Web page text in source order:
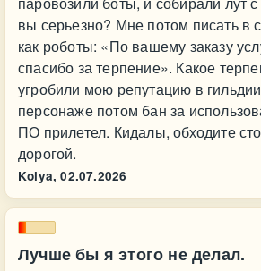
вы серьезно? Мне потом писать в
как роботы: «По вашему заказу
спасибо за терпение». Какое
угробили мою репутацию в
персонаже потом бан за
ПО прилетел. Кидалы, обходите
дорогой.
Kolya, 02.07.2026
Лучше бы я этого не делал.